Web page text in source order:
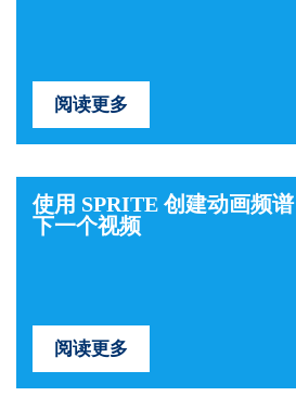
阅读更多
使用 SPRITE 创建动画频谱
下一个视频
阅读更多